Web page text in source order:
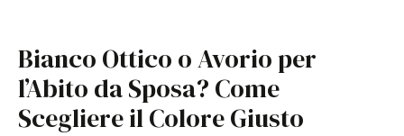
Bianco Ottico o Avorio per
l’Abito da Sposa? Come
Scegliere il Colore Giusto